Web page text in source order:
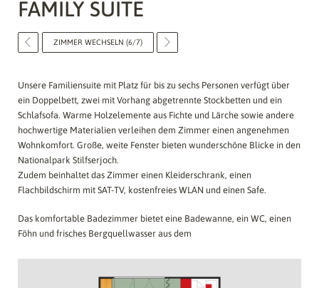
FAMILY SUITE
ZIMMER WECHSELN (6/7)
Unsere Familiensuite mit Platz für bis zu sechs Personen verfügt über
ein Doppelbett, zwei mit Vorhang abgetrennte Stockbetten und ein
Schlafsofa. Warme Holzelemente aus Fichte und Lärche sowie andere
hochwertige Materialien verleihen dem Zimmer einen angenehmen
Wohnkomfort. Große, weite Fenster bieten wunderschöne Blicke in den
Nationalpark Stilfserjoch.
Zudem beinhaltet das Zimmer einen Kleiderschrank, einen
Flachbildschirm mit SAT-TV, kostenfreies WLAN und einen Safe.
Das komfortable Badezimmer bietet eine Badewanne, ein WC, einen
Föhn und frisches Bergquellwasser aus dem